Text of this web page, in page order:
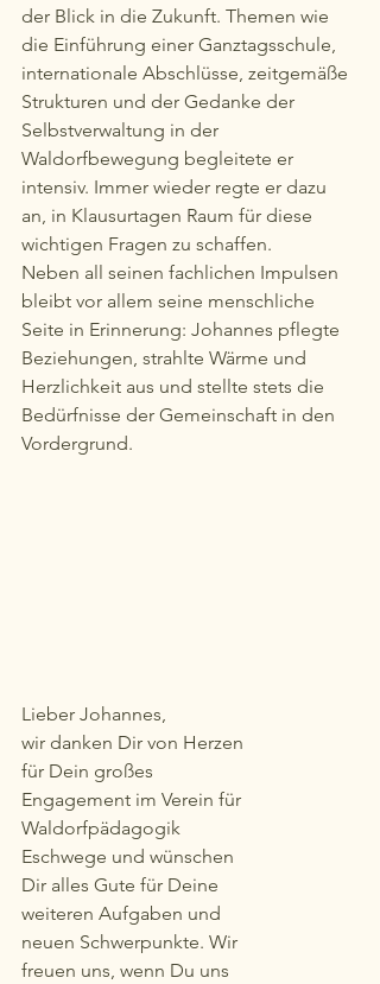
der Blick in die Zukunft. Themen wie
die Einführung einer Ganztagsschule,
internationale Abschlüsse, zeitgemäße
Strukturen und der Gedanke der
Selbstverwaltung in der
Waldorfbewegung begleitete er
intensiv. Immer wieder regte er dazu
an, in Klausurtagen Raum für diese
wichtigen Fragen zu schaffen.
Neben all seinen fachlichen Impulsen
bleibt vor allem seine menschliche
Seite in Erinnerung: Johannes pflegte
Beziehungen, strahlte Wärme und
Herzlichkeit aus und stellte stets die
Bedürfnisse der Gemeinschaft in den
Vordergrund.
Lieber Johannes,
wir danken Dir von Herzen
für Dein großes
Engagement im Verein für
Waldorfpädagogik
Eschwege und wünschen
Dir alles Gute für Deine
weiteren Aufgaben und
neuen Schwerpunkte. Wir
freuen uns, wenn Du uns